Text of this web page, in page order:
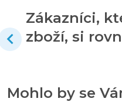
Zákazníci,
zboží, si
Mohlo by se